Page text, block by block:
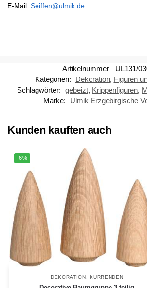
E-Mail: Seiffen@ulmik.de
Artikelnummer:
UL131/
Kategorien:
Dekoration, Figuren
Schlagwörter: gebeizt, Krippenfiguren,
Marke:
Ulmik Erzgebirgische
Kunden kauften auch
-6%
DEKORATION ,KURRENDEN